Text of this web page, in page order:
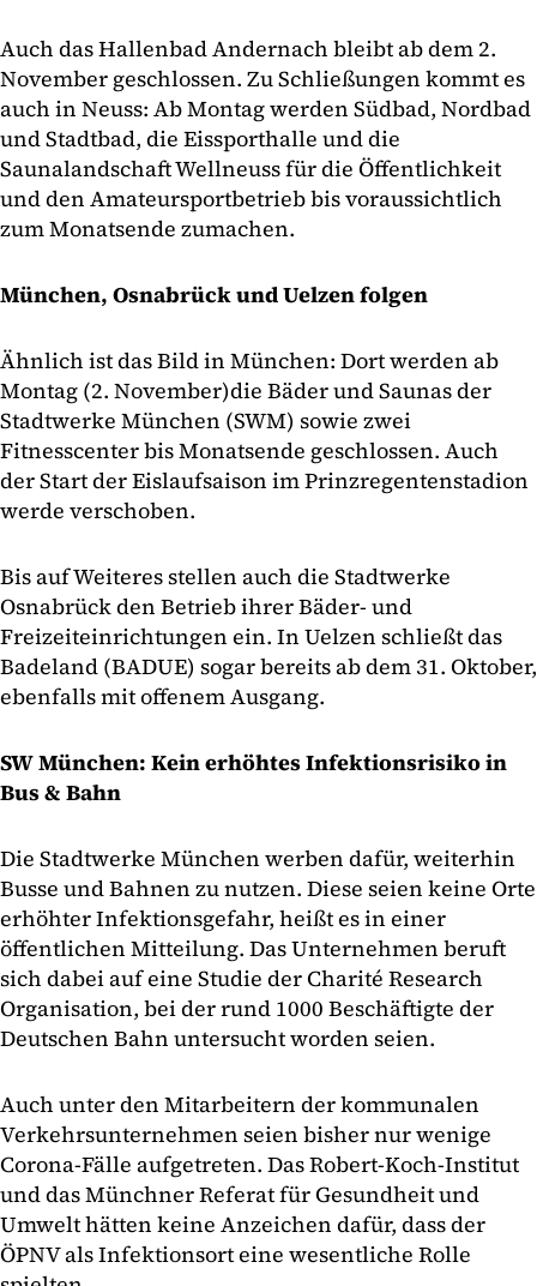
Auch das Hallenbad Andernach bleibt ab dem 2.
November geschlossen. Zu Schließungen kommt es
auch in Neuss: Ab Montag werden Südbad, Nordbad
und Stadtbad, die Eissporthalle und die
Saunalandschaft Wellneuss für die Öffentlichkeit
und den Amateursportbetrieb bis voraussichtlich
zum Monatsende zumachen.
München, Osnabrück und Uelzen folgen
Ähnlich ist das Bild in München: Dort werden ab
Montag (2. November)die Bäder und Saunas der
Stadtwerke München (SWM) sowie zwei
Fitnesscenter bis Monatsende geschlossen. Auch
der Start der Eislaufsaison im Prinzregentenstadion
werde verschoben.
Bis auf Weiteres stellen auch die Stadtwerke
Osnabrück den Betrieb ihrer Bäder- und
Freizeiteinrichtungen ein. In Uelzen schließt das
Badeland (BADUE) sogar bereits ab dem 31. Oktober,
ebenfalls mit offenem Ausgang.
SW München: Kein erhöhtes Infektionsrisiko in
Bus & Bahn
Die Stadtwerke München werben dafür, weiterhin
Busse und Bahnen zu nutzen. Diese seien keine Orte
erhöhter Infektionsgefahr, heißt es in einer
öffentlichen Mitteilung. Das Unternehmen beruft
sich dabei auf eine Studie der Charité Research
Organisation, bei der rund 1000 Beschäftigte der
Deutschen Bahn untersucht worden seien.
Auch unter den Mitarbeitern der kommunalen
Verkehrsunternehmen seien bisher nur wenige
Corona-Fälle aufgetreten. Das Robert-Koch-Institut
und das Münchner Referat für Gesundheit und
Umwelt hätten keine Anzeichen dafür, dass der
ÖPNV als Infektionsort eine wesentliche Rolle